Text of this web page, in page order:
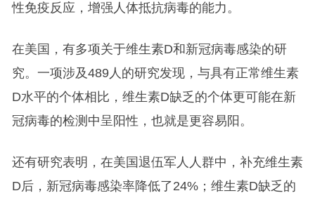
性免疫反应，增强人体抵抗病毒的能力。
在美国，有多项关于维生素D和新冠病毒感染的研
究。一项涉及489人的研究发现，与具有正常维生素
D水平的个体相比，维生素D缺乏的个体更可能在新
冠病毒的检测中呈阳性，也就是更容易阳。
还有研究表明，在美国退伍军人人群中，补充维生素
D后，新冠病毒感染率降低了24%；维生素D缺乏的